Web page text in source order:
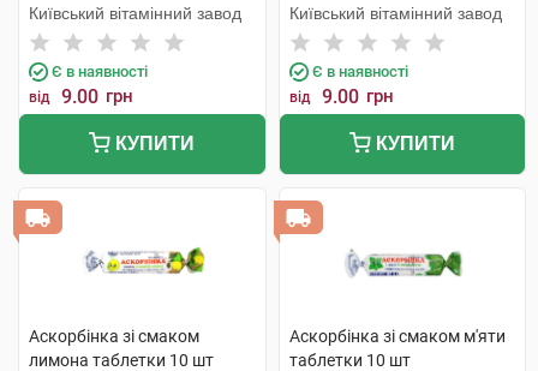
Київський вітамінний завод
Є в наявності
від 9.00 грн
КУПИТИ
Київський вітамінний завод
Є в наявності
від 9.00 грн
КУПИТИ
Аскорбінка зі смаком
лимона таблетки 10 шт
Аскорбінка зі смаком м'яти
таблетки 10 шт